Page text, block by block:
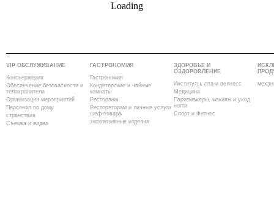
Loading
VIP ОБСЛУЖИВАНИЕ
Консьержерия
Обеспечение безопасности и
телохранители
Организация мероприятий
Персонал по дому
странствия
Съемка и видео
ГАСТРОНОМИЯ
Гастрономия
Кондитерские и чайные
комнаты
Рестораны
Рестораторам и личные услуги
шеф-повара
эксклюзивные изделия
ЗДОРОВЬЕ И
ОЗДОРОВЛЕНИЕ
Институты, спа-и велнесс
Медицина
Парикмахеры, макияж и уход
ногти
Спорт и Фитнес